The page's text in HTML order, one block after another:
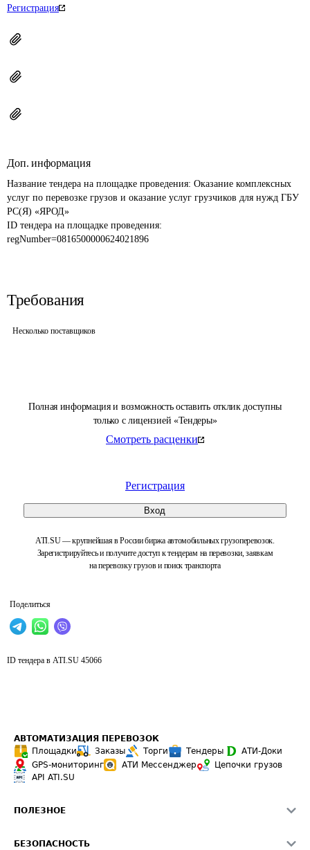
Полная информация и возможность оставить отклик доступны
только с лицензией «Тендеры»
Смотреть расценки
Регистрация
Вход
ATI.SU — крупнейшая в России биржа автомобильных грузоперевозок.
Зарегистрируйтесь и получите доступ к тендерам на перевозки, заявкам
на перевозку грузов и поиск транспорта
Поделиться
Регистрация
Доп. информация
Название тендера на площадке проведения: Оказание комплексных
услуг по перевозке грузов и оказание услуг грузчиков для нужд ГБУ
РС(Я) «ЯРОД»
ID тендера на площадке проведения:
regNumber=0816500000624021896
Требования
Несколько поставщиков
ID тендера в ATI.SU 45066
АВТОМАТИЗАЦИЯ ПЕРЕВОЗОК
Площадки
Заказы Торги Тендеры
АТИ-Доки
GPS-мониторинг
АТИ Мессенджер
Цепочки грузов
API ATI.SU
ПОЛЕЗНОЕ
БЕЗОПАСНОСТЬ